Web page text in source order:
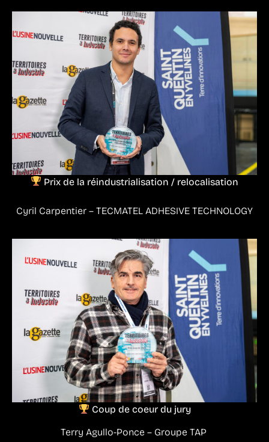
Prix de la réindustrialisation / relocalisation
Cyril Carpentier – TECMATEL ADHESIVE TECHNOLOGY
Coup de coeur du jury
Terry Agullo-Ponce – Groupe TAP